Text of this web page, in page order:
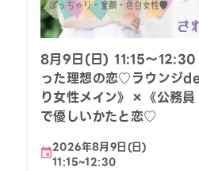
8月9日(日) 11:15〜12:30
った理想の恋♡ラウンジ
り女性メイン》×《公務
で優しいかたと恋♡
2026年8月9日(日)
11:15~12:30